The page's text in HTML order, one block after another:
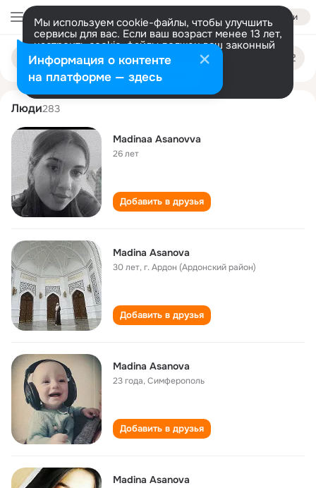
Войти
Мы используем cookie-файлы, чтобы улучшить
сервисы для вас. Если ваш возраст менее 13 лет,
настроить cookie-файлы должен ваш законный
представитель. Больше информации
Разрешить все Настроить
Поиск
людям
madina asanova
Люди283
Madinaa Asanovva
26 лет
Добавить в друзья
Madina Asanova
30 лет,г. Ардон (Ардонский район)
Добавить в друзья
Madina Asanova
23 года,Симферополь
Добавить в друзья
Madina Asanova
Информация о контенте
на платформе — здесь